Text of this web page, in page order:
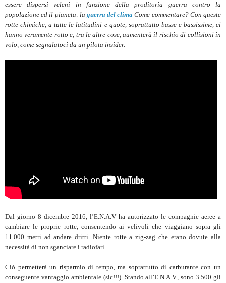
essere dispersi veleni in funzione della proditoria guerra contro la
popolazione ed il pianeta: la guerra del clima Come commentare? Con queste
rotte chimiche, a tutte le latitudini e quote, soprattutto basse e bassissime, ci
hanno veramente rotto e, tra le altre cose, aumenterà il rischio di collisioni in
volo, come segnalatoci da un pilota insider.
Dal giorno 8 dicembre 2016, l’E.N.A.V ha autorizzato le compagnie aeree a
cambiare le proprie rotte, consentendo ai velivoli che viaggiano sopra gli
11.000 metri ad andare dritti. Niente rotte a zig-zag che erano dovute alla
necessità di non sganciare i radiofari.
Ciò permetterà un risparmio di tempo, ma soprattutto di carburante con un
conseguente vantaggio ambientale (sic!!!). Stando all’E.N.A.V., sono 3.500 gli